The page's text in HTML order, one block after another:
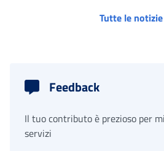
Tutte le notizie
Feedback
Il tuo contributo è prezioso per
servizi